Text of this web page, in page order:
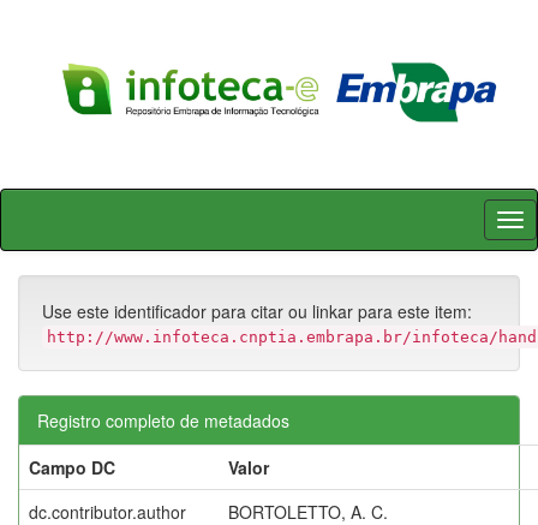
Skip
Use este identificador para citar ou linkar para este item:
http://www.infoteca.cnptia.embrapa.br/infoteca/
Registro completo de metadados
Campo DC
Valor
dc.contributor.author
BORTOLETTO, A. C.